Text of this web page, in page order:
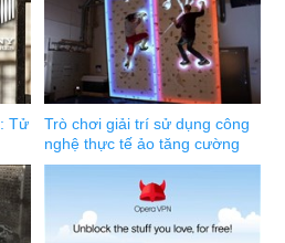
Tử
Trò chơi giải trí sử dụng công
nghệ thực tế ảo tăng cường